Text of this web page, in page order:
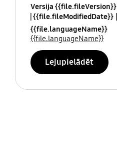
Versija {{file.fileVersion}}
{{file.fileModifiedDate}}
{{file.languageName}}
{{file.languageName}}
Lejupielādēt